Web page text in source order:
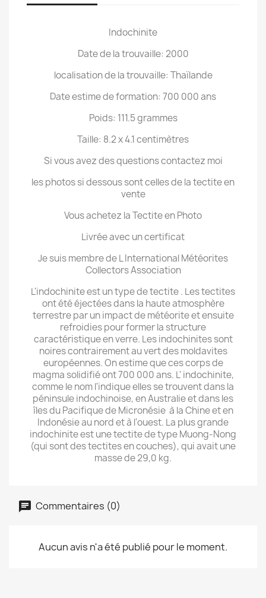
Indochinite
Date de la trouvaille: 2000
localisation de la trouvaille: Thaïlande
Date estime de formation: 700 000 ans
Poids: 111.5 grammes
Taille: 8.2 x 4.1 centimètres
Si vous avez des questions contactez moi
les photos si dessous sont celles de la tectite en
vente
Vous achetez la Tectite en Photo
Livrée avec un certificat
Je suis membre de L International Météorites
Collectors Association
L'indochinite est un type de tectite . Les tectites
ont été éjectées dans la haute atmosphère
terrestre par un impact de météorite et ensuite
refroidies pour former la structure
caractéristique en verre. Les indochinites sont
noires contrairement au vert des moldavites
européennes. On estime que ces corps de
magma solidifié ont 700 000 ans. L' indochinite,
comme le nom l'indique elles se trouvent dans la
péninsule indochinoise, en Australie et dans les
îles du Pacifique de Micronésie à la Chine et en
Indonésie au nord et à l'ouest. La plus grande
indochinite est une tectite de type Muong-Nong
(qui sont des tectites en couches), qui avait une
masse de 29,0 kg.
Commentaires (0)
Aucun avis n'a été publié pour le moment.